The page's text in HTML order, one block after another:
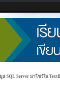
Server มาโชว์ใน